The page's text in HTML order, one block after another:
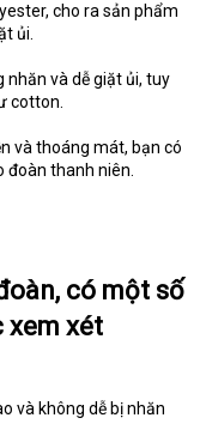
cho ra sản phẩm
ủi.
nhăn và dễ giặt ủi, tuy
cotton.
và thoáng mát, bạn có
đoàn thanh niên.
có một số
xem xét
và không dễ bị nhăn